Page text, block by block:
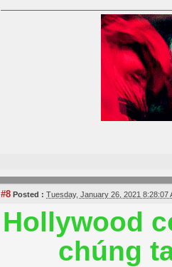
#8 Posted : Tuesday, January 26, 2021 8:28:07
Hollywood
chúng